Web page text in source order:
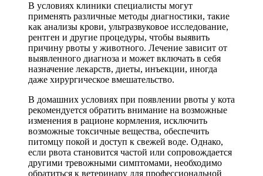
В условиях клиники специалисты могут
применять различные методы диагностики, такие
как анализы крови, ультразвуковое исследование,
рентген и другие процедуры, чтобы выявить
причину рвоты у животного. Лечение зависит от
выявленного диагноза и может включать в себя
назначение лекарств, диеты, инъекции, иногда
даже хирургическое вмешательство.
В домашних условиях при появлении рвоты у кота
рекомендуется обратить внимание на возможные
изменения в рационе кормления, исключить
возможные токсичные вещества, обеспечить
питомцу покой и доступ к свежей воде. Однако,
если рвота становится частой или сопровождается
другими тревожными симптомами, необходимо
обратиться к ветеринару для профессиональной